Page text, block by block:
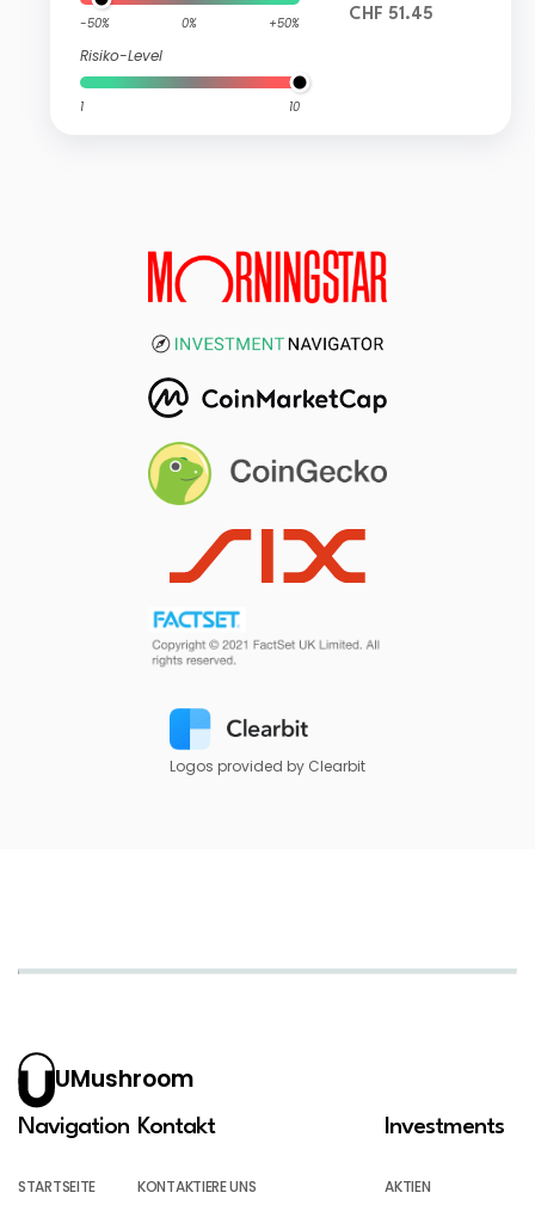
-50% 0% +50%
Risiko-Level
1 10
CHF 51.45
Logos provided by Clearbit
UMushroom
Navigation
STARTSEITE
Kontakt
KONTAKTIERE UNS
Investments
AKTIEN